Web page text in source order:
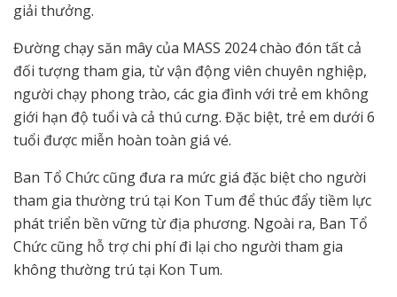
giải thưởng.
Đường chạy săn mây của MASS 2024 chào đón tất cả
đối tượng tham gia, từ vận động viên chuyên nghiệp,
người chạy phong trào, các gia đình với trẻ em không
giới hạn độ tuổi và cả thú cưng. Đặc biệt, trẻ em dưới 6
tuổi được miễn hoàn toàn giá vé.
Ban Tổ Chức cũng đưa ra mức giá đặc biệt cho người
tham gia thường trú tại Kon Tum để thúc đẩy tiềm lực
phát triển bền vững từ địa phương. Ngoài ra, Ban Tổ
Chức cũng hỗ trợ chi phí đi lại cho người tham gia
không thường trú tại Kon Tum.